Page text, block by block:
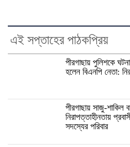
এই সপ্তাহের পাঠকপ্রিয়
পীরগাছায় পুলিশকে
হলেন বিএনপি নেতা:
পীরগাছায় সাজু-শাকিল
নিরাপত্তাহীনতায়
সদস্যের পরিবার